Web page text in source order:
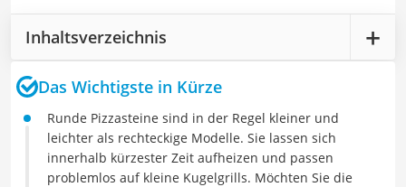
Inhaltsverzeichnis
Das Wichtigste in Kürze
Runde Pizzasteine sind in der Regel kleiner und
leichter als rechteckige Modelle. Sie lassen sich
innerhalb kürzester Zeit aufheizen und passen
problemlos auf kleine Kugelgrills. Möchten Sie die